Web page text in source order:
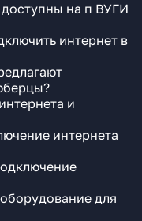
на п ВУГИ
интернет в
и
интернета
для